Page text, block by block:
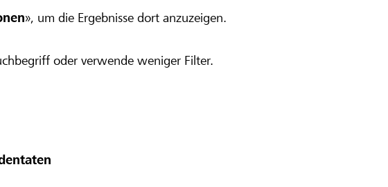
», um die Ergebnisse dort anzuzeigen.
oder verwende weniger Filter.